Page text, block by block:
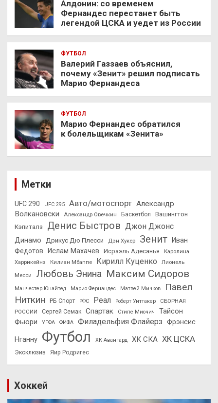
Алдонин: со временем
Фернандес перестанет быть
легендой ЦСКА и уедет из России
ФУТБОЛ
Валерий Газзаев объяснил,
почему «Зенит» решил подписать
Марио Фернандеса
ФУТБОЛ
Марио Фернандес обратился
к болельщикам «Зенита»
Метки
UFC 290 UFC 295 Авто/мотоспорт Александр
Волкановски
Александр Овечкин Баскетбол
Вашингтон
Кэпиталз
Денис Быстров Джон Джонс
Динамо Дрикус Дю Плесси Дэн Хукер Зенит
Иван
Федотов
Ислам Махачев Исраэль Адесанья
Каролина
Харрикейнз
Килиан Мбаппе Кирилл Куценко
Лионель
Месси
Любовь Энина Максим Сидоров
Манчестер Юнайтед Марио Фернандес Матвей Мичков
Павел
Ниткин
РБ Спорт РФС Реал Роберт Уиттакер
СБОРНАЯ
РОССИИ
Сергей Семак Спартак Стипе Миочич
Тайсон
Фьюри
УЕФА ФИФА Филадельфия Флайерз Фрэнсис
Нганну Футбол ХК Авангард ХК СКА ХК ЦСКА
Эксклюзив Яир Родригес
Хоккей